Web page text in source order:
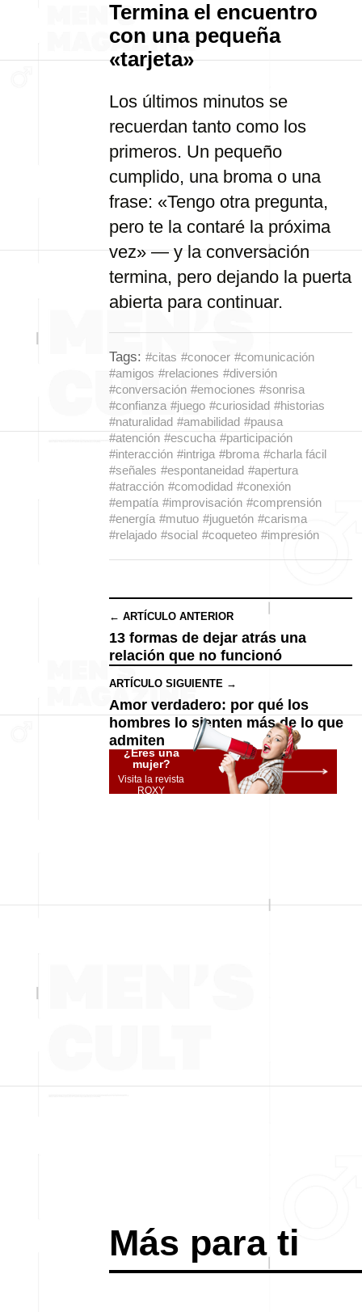
Termina el encuentro
con una pequeña
«tarjeta»
Los últimos minutos se
recuerdan tanto como los
primeros. Un pequeño
cumplido, una broma o una
frase: «Tengo otra pregunta,
pero te la contaré la próxima
vez» — y la conversación
termina, pero dejando la puerta
abierta para continuar.
Tags: #citas #conocer #comunicación
#amigos #relaciones #diversión
#conversación #emociones #sonrisa
#confianza #juego #curiosidad #historias
#naturalidad #amabilidad #pausa
#atención #escucha #participación
#interacción #intriga #broma #charla fácil
#señales #espontaneidad #apertura
#atracción #comodidad #conexión
#empatía #improvisación #comprensión
#energía #mutuo #juguetón #carisma
#relajado #social #coqueteo #impresión
← ARTÍCULO ANTERIOR
13 formas de dejar atrás una
relación que no funcionó
ARTÍCULO SIGUIENTE →
Amor verdadero: por qué los
hombres lo sienten más de lo que
admiten
¿Eres una
mujer?
Visita la revista
ROXY
Más para ti